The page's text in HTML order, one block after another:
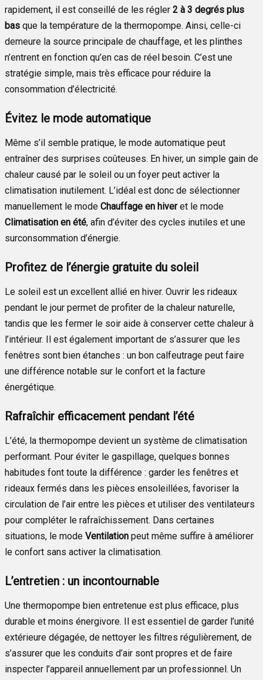
rapidement, il est conseillé de les régler 2 à 3 degrés plus
bas que la température de la thermopompe. Ainsi, celle-ci
demeure la source principale de chauffage, et les plinthes
n’entrent en fonction qu’en cas de réel besoin. C’est une
stratégie simple, mais très efficace pour réduire la
consommation d’électricité.
Évitez le mode automatique
Même s’il semble pratique, le mode automatique peut
entraîner des surprises coûteuses. En hiver, un simple gain de
chaleur causé par le soleil ou un foyer peut activer la
climatisation inutilement. L’idéal est donc de sélectionner
manuellement le mode Chauffage en hiveret le mode
Climatisation en été, afin d’éviter des cycles inutiles et une
surconsommation d’énergie.
Profitez de l’énergie gratuite du soleil
Le soleil est un excellent allié en hiver. Ouvrir les rideaux
pendant le jour permet de profiter de la chaleur naturelle,
tandis que les fermer le soir aide à conserver cette chaleur à
l’intérieur. Il est également important de s’assurer que les
fenêtres sont bien étanches : un bon calfeutrage peut faire
une différence notable sur le confort et la facture
énergétique.
Rafraîchir efficacement pendant l’été
L’été, la thermopompe devient un système de climatisation
performant. Pour éviter le gaspillage, quelques bonnes
habitudes font toute la différence : garder les fenêtres et
rideaux fermés dans les pièces ensoleillées, favoriser la
circulation de l’air entre les pièces et utiliser des ventilateurs
pour compléter le rafraîchissement. Dans certaines
situations, le mode Ventilation peut même suffire à améliorer
le confort sans activer la climatisation.
L’entretien : un incontournable
Une thermopompe bien entretenue est plus efficace, plus
durable et moins énergivore. Il est essentiel de garder l’unité
extérieure dégagée, de nettoyer les filtres régulièrement, de
s’assurer que les conduits d’air sont propres et de faire
inspecter l’appareil annuellement par un professionnel. Un